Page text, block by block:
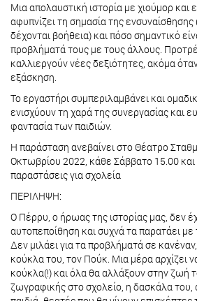
Μια απολαυστική ιστορία με χιούμορ και
αφυπνίζει τη σημασία της ενσυναίσθησης
δέχονται βοήθεια) και πόσο σημαντικό
προβλήματά τους με τους άλλους.
καλλιεργούν νέες δεξιότητες, ακόμα
εξάσκηση.
Το εργαστήρι συμπεριλαμβάνει και
ενισχύουν τη χαρά της συνεργασίας και
φαντασία των παιδιών.
Η παράσταση ανεβαίνει στο Θέατρο
Οκτωβρίου 2022, κάθε Σάββατο 15.00
παραστάσεις για σχολεία
ΠΕΡΙΛΗΨΗ:
Ο Πέρρυ, ο ήρωας της ιστορίας μας, δεν
αυτοπεποίθηση και συχνά τα παρατάει
Δεν μιλάει για τα προβλήματά σε
κούκλα του, τον Πούκ. Μια μέρα αρχίζει
κούκλα(!) και όλα θα αλλάξουν στην ζωή
ζωγραφικής στο σχολείο, η δασκάλα του,